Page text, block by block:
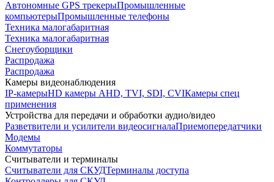
Автономные GPS трекерыПромышленные
компьютерыПромышленные телефоны
Техника малогабаритная
Техника малогабаритная
Снегоуборщики
Распродажа
Распродажа
Камеры видеонаблюдения
IP-камерыHD камеры AHD, TVI, SDI, CVIКамеры спец
применения
Устройства для передачи и обработки аудио/видео
Разветвители и усилители видеосигналаПриемопередатчики
Модемы
Коммутаторы
Считыватели и терминалы
Считыватели для СКУДТерминалы доступа